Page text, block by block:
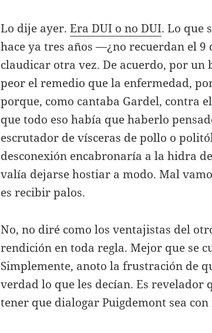
Lo dije ayer.Era DUI o no DUI. Lo que
hace ya tres años —¿no recuerdan el
claudicar otra vez. De acuerdo, por
peor el remedio que la enfermedad,
porque, como cantaba Gardel, contra
que todo eso había que haberlo
escrutador de vísceras de pollo o
desconexión encabronaría a la hidra
valía dejarse hostiar a modo. Mal
es recibir palos.
No, no diré como los ventajistas del
rendición en toda regla. Mejor que se
Simplemente, anoto la frustración de
verdad lo que les decían. Es revelador
tener que dialogar Puigdemont sea con